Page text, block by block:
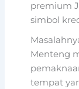
premium
simbol
Menteng
tempat